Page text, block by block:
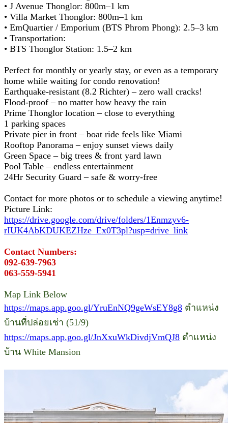
• J Avenue Thonglor: 800m–1 km
• Villa Market Thonglor: 800m–1 km
• EmQuartier / Emporium (BTS Phrom Phong): 2.5–3 km
• Transportation:
• BTS Thonglor Station: 1.5–2 km
Perfect for monthly or yearly stay, or even as a temporary
home while waiting for condo renovation!
Earthquake-resistant (8.2 Richter) – zero wall cracks!
Flood-proof – no matter how heavy the rain
Prime Thonglor location – close to everything
1 parking spaces
Private pier in front – boat ride feels like Miami
Rooftop Panorama – enjoy sunset views daily
Green Space – big trees & front yard lawn
Pool Table – endless entertainment
24Hr Security Guard – safe & worry-free
Contact for more photos or to schedule a viewing anytime!
Picture Link:
https://drive.google.com/drive/folders/1Enmzyv6-
rIUK4AbKDUKEZHze_Ex0T3pl?usp=drive_link
Contact Numbers:
092-639-7963
063-559-5941
Map Link Below
https://maps.app.goo.gl/YruEnNQ9geWsEY8g8 ตำแหน่ง
บ้านที่ปล่อยเช่า (51/9)
https://maps.app.goo.gl/JnXxuWkDivdjVmQJ8 ตำแหน่ง
บ้าน White Mansion